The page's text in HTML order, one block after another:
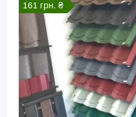
161 грн. ₴